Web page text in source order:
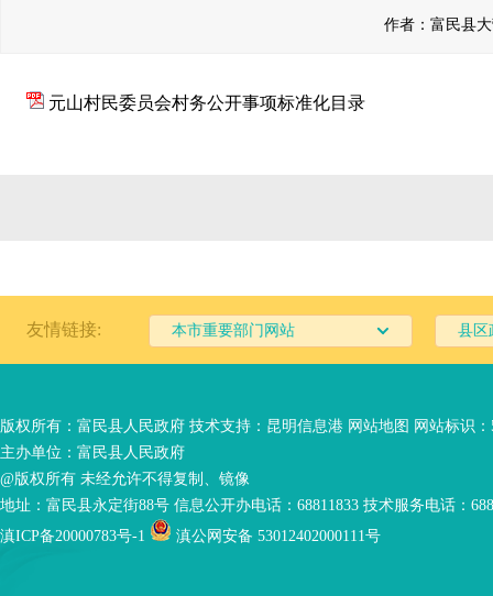
作者：富民县
元山村民委员会村务公开事项标准化目录
友情链接: 本市重要部门网站 县区
版权所有：富民县人民政府 技术支持： 昆明信息港 网站地图 网站标识：
主办单位：富民县人民政府
@版权所有 未经允许不得复制、镜像
地址：富民县永定街88号 信息公开办电话：68811833 技术服务电话：
滇ICP备20000783号-1
滇公网安备 53012402000111号